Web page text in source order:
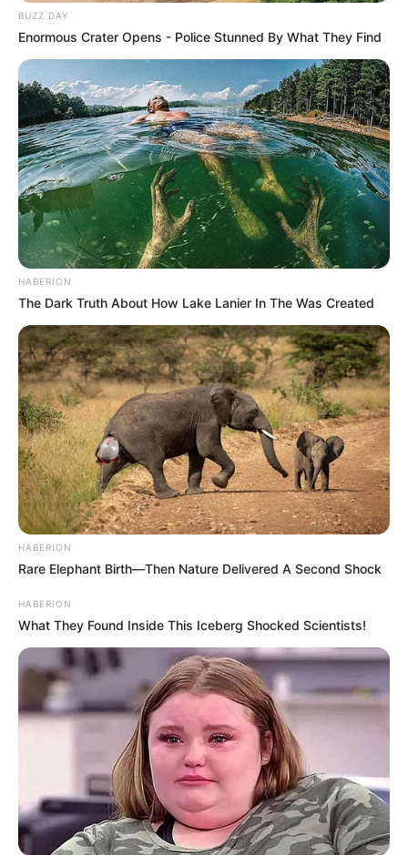
BUZZ DAY
Enormous Crater Opens - Police Stunned By What They Find
HABERION
The Dark Truth About How Lake Lanier In The Was Created
HABERION
Rare Elephant Birth—Then Nature Delivered A Second Shock
HABERION
What They Found Inside This Iceberg Shocked Scientists!